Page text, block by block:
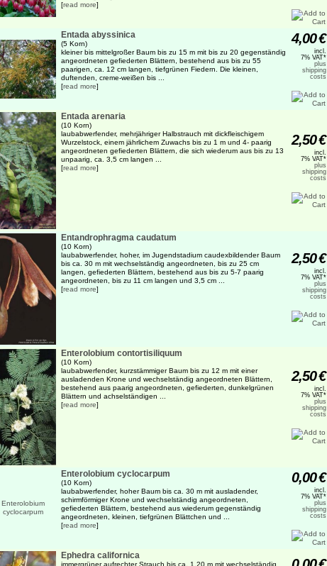
[read more]
Entada abyssinica
(5 Korn)
kleiner bis mittelgroßer Baum bis zu 15 m mit bis zu 20 gegenständig
angeordneten gefiederten Blättern, bestehend aus bis zu 55
paarigen, ca. 12 cm langen, tiefgrünen Fiedern. Die kleinen,
duftenden, creme-weißen bis ...
[read more]
4,00€
incl.
7% VAT*
plus
shipping
costs
Entada arenaria
(10 Korn)
laubabwerfender, mehrjähriger Halbstrauch mit dickfleischigem
Wurzelstock, einem jährlichem Zuwachs bis zu 1 m und 4- paarig
angeordneten gefiederten Blättern, die sich wiederum aus bis zu 13
unpaarig, ca. 3,5 cm langen ...
[read more]
2,50€
incl.
7% VAT*
plus
shipping
costs
Entandrophragma caudatum
(10 Korn)
laubabwerfender, hoher, im Jugendstadium caudexbildender Baum
bis ca. 30 m mit wechselständig angeordneten, bis zu 25 cm
langen, gefiederten Blättern, bestehend aus bis zu 5-7 paarig
angeordneten, bis zu 11 cm langen und 3,5 cm ...
[read more]
2,50€
incl.
7% VAT*
plus
shipping
costs
Enterolobium contortisiliquum
(10 Korn)
laubabwerfender, kurzstämmiger Baum bis zu 12 m mit einer
ausladenden Krone und wechselständig angeordneten Blättern,
bestehend aus paarig angeordneten, gefiederten, dunkelgrünen
Blättern und achselständigen ...
[read more]
2,50€
incl.
7% VAT*
plus
shipping
costs
Enterolobium cyclocarpum
(10 Korn)
laubabwerfender, hoher Baum bis ca. 30 m mit ausladender,
schirmförmiger Krone und wechselständig angeordneten,
gefiederten Blättern, bestehend aus wiederum gegenständig
angeordneten, kleinen, tiefgrünen Blättchen und ...
[read more]
0,00€
incl.
7% VAT*
plus
shipping
costs
Ephedra californica
immergrüner aufrechter Strauch bis ca. 1,20 m mit wechselständig